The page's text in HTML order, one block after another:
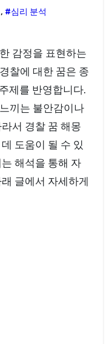
, #심리 분석
찰에 대한 꿈은 종
제를 반영합니다.
끼는 불안감이나
서 경찰 꿈 해몽
도움이 될 수 있
해석을 통해 자
글에서 자세하게